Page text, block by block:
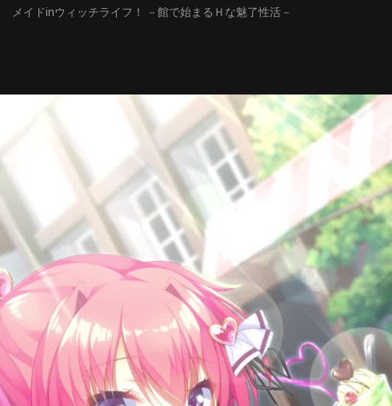
メイドinウィッチライフ！ －館で始まるＨな魅了性活－